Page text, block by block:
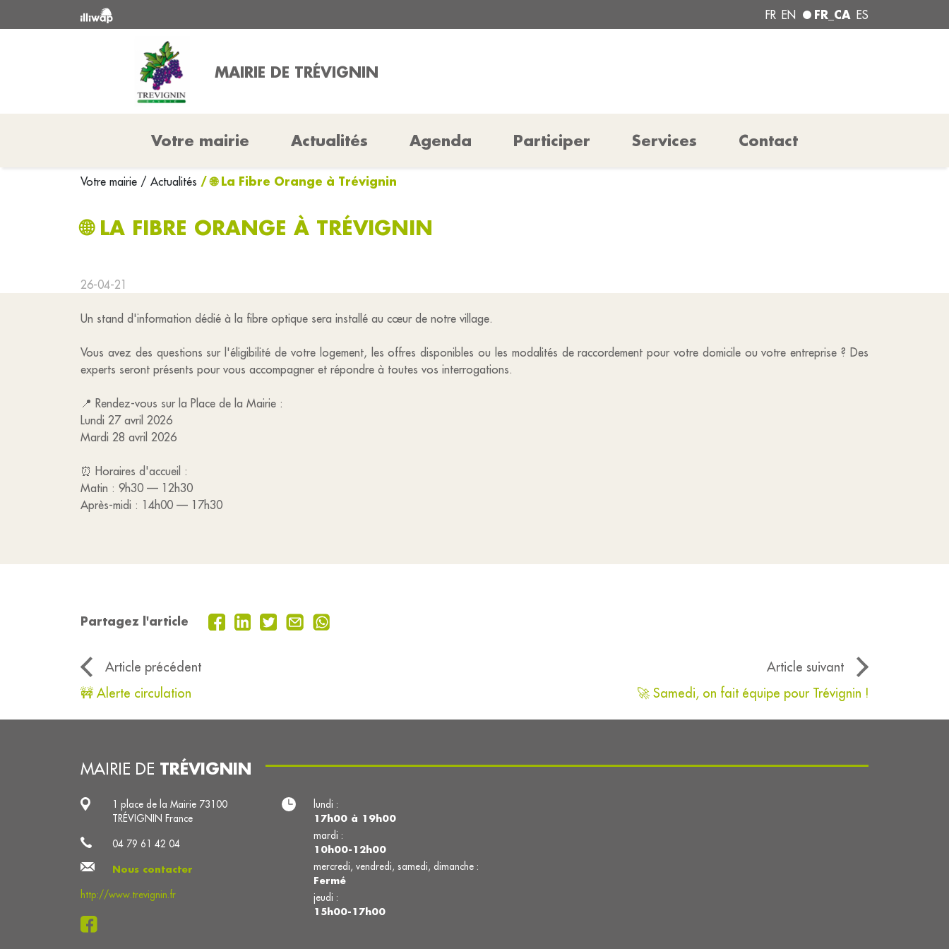
FR EN FR_CA ES
MAIRIE DE TRÉVIGNIN
Votre mairie Actualités Agenda Participer Services Contact
Votre mairie / Actualités / 🌐 La Fibre Orange à Trévignin
🌐 LA FIBRE ORANGE À TRÉVIGNIN
26-04-21
Un stand d'information dédié à la fibre optique sera installé au cœur de notre village.
Vous avez des questions sur l'éligibilité de votre logement, les offres disponibles ou les modalités de raccordement pour votre domicile ou votre entreprise ? Des
experts seront présents pour vous accompagner et répondre à toutes vos interrogations.
📍 Rendez-vous sur la Place de la Mairie :
Lundi 27 avril 2026
Mardi 28 avril 2026
⏰ Horaires d'accueil :
Matin : 9h30 — 12h30
Après-midi : 14h00 — 17h30
Partagez l'article
Article précédent
Article suivant
🚧 Alerte circulation
🚀 Samedi, on fait équipe pour Trévignin !
MAIRIE DE TRÉVIGNIN
1 place de la Mairie 73100
TRÉVIGNIN France
04 79 61 42 04
Nous contacter
http://www.trevignin.fr
lundi :
17h00 à 19h00
mardi :
10h00-12h00
mercredi, vendredi, samedi, dimanche :
Fermé
jeudi :
15h00-17h00